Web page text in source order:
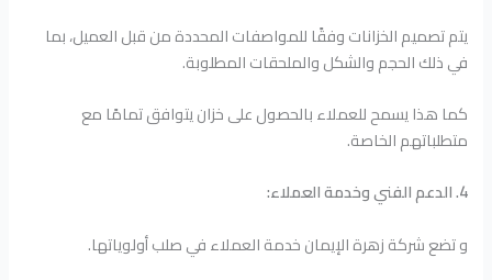
يتم تصميم الخزانات وفقًا للمواصفات المحددة من قبل العميل، بما
في ذلك الحجم والشكل والملحقات المطلوبة.
كما هذا يسمح للعملاء بالحصول على خزان يتوافق تمامًا مع
متطلباتهم الخاصة.
4. الدعم الفني وخدمة العملاء:
و تضع شركة زهرة الإيمان خدمة العملاء في صلب أولوياتها.